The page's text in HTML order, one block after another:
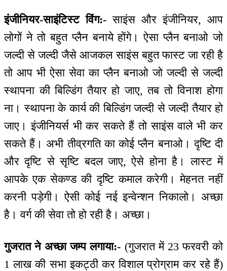
इंजीनियर-साइंटिस्ट विंग:- साइंस और इंजीनियर, आप
लोगों ने तो बहुत प्लैन बनाये होंगे। ऐसा प्लैन बनाओ जो
जल्दी से जल्दी जैसे आजकल साइंस बहुत फास्ट जा रही है
तो आप भी ऐसा सेवा का प्लैन बनाओ जो जल्दी से जल्दी
स्थापना की बिल्डिंग तैयार हो जाए, तब तो विनाश होगा
ना। स्थापना के कार्य की बिल्डिंग जल्दी से जल्दी तैयार हो
जाए। इंजीनियर्स भी कर सकते हैं तो साइंस वाले भी कर
सकते हैं। अभी तीव्रगति का कोई प्लैन बनाओ। दृष्टि दी
और दृष्टि से सृष्टि बदल जाए, ऐसे होना है। लास्ट में
आपके एक सेकण्ड की दृष्टि कमाल करेगी। मेहनत नहीं
करनी पड़ेगी। ऐसी कोई नई इन्वेन्शन निकालो। अच्छा
है। वर्ग की सेवा तो हो रही है। अच्छा।
गुजरात ने अच्छा जम्प लगाया:- (गुजरात में 23 फरवरी को
1 लाख की सभा इकट्ठी कर विशाल प्रोग्राम कर रहे हैं)